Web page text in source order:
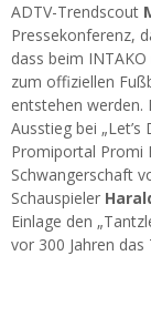
ADTV-Trendscout
Pressekonferenz,
dass beim
zum offiziellen
entstehen werden.
Ausstieg bei
Promiportal Promi
Schwangerschaft
Schauspieler
Einlage den
vor 300 Jahren